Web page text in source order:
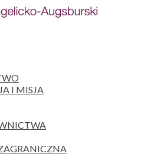
I MISJA